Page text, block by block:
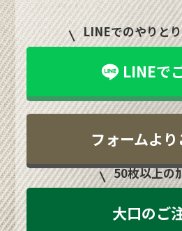
LINEでのやりと
LINEで
フォームよ
50枚以上の
大口のご